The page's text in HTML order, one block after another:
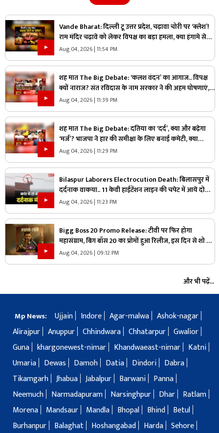
Vande Bharat: दिल्ली टू उत्तर प्रदेश, चढ़ावा चोरी पर ‘क्लेश’!
राम मंदिर चढ़ावे को लेकर विपक्ष का बड़ा हमला, क्या हंगामे से
निकलेगा समस्या का हल?
Aug 04, 2026 | 11:54 PM
शह मात The Big Debate: ‘कलश वंदन’ का आगाज.. विपक्ष
क्यों नाराज? संत रविदास के नाम सरकार ने की अहम घोषणाएं,
कांग्रेस के पास कलश वंदन का क्या है तोड़?
Aug 04, 2026 | 11:39 PM
शह मात The Big Debate: दतिया का ‘दर्द’, क्या और बढ़ेगा
‘मर्ज’? भाजपा ने हार की समीक्षा के लिए बनाई कमेटी, क्या
सरकार पर दिखेगा हार का असर?
Aug 04, 2026 | 11:29 PM
Bilaspur Laborers Electrocution Death: बिलासपुर में
दर्दनाक वाकया.. 11 केवी हाईटेंशन लाइन की चपेट में आये दो
मजदूर, मौके पर ही तोड़ दिया दम, देखें वीडियो
Aug 04, 2026 | 11:23 PM
Bigg Boss 20 Promo Release: टीवी पर फिर होगा
महासंग्राम, बिग बॉस 20 का प्रोमों हुआ रिलीज, इस दिन से शो का
लुफ्त उठा पाएंगे दर्शक
Aug 04, 2026 | 09:12 PM
और भी पढ़ें...
Mp News: Ujjain Indore Agar-malwa Ashok-nagar
Alirajpur Anuppur Chhindwara Chhatarpur Gwalior
Guna khargonewest-nimar Khandwaeast-nimar
Katni
Umaria
Dewas Damoh Datia Dindori
Dabra
Tikamgarh Jhabua Jabalpur Barwani
Panna
Neemuch
Narmadapuram Narsinghpur Dhar
Ratlam
Morena
Mandsaur Mandla Bhopal Bhind
Betul
Burhanpur
Balaghat Hoshangabad Harda Sehore